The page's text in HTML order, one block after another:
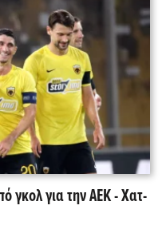
γκολ για την ΑΕΚ - Χατ-